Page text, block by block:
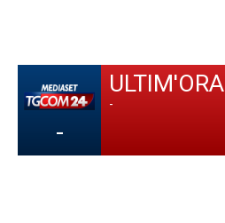
-
ULTIM'ORA
-